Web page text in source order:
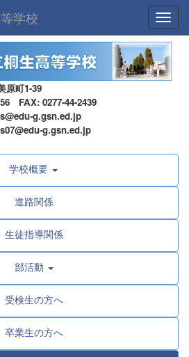
学校
原町1-39
0277-44-2439
g.gsn.ed.jp
g.gsn.ed.jp
学校概要
進路関係
生徒指導関係
部活動
受検生の方へ
卒業生の方へ